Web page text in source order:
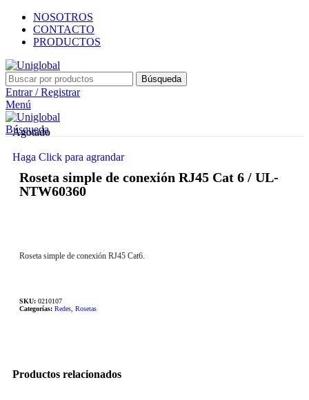
NOSOTROS
CONTACTO
PRODUCTOS
Búsqueda
Entrar / Registrar
Menú
Búsqueda
Agotado
Haga Click para agrandar
Roseta simple de conexión RJ45 Cat 6 / UL-
NTW60360
Roseta simple de conexión RJ45 Cat6.
SKU: 0210107
Categorías: Redes Rosetas
Productos relacionados